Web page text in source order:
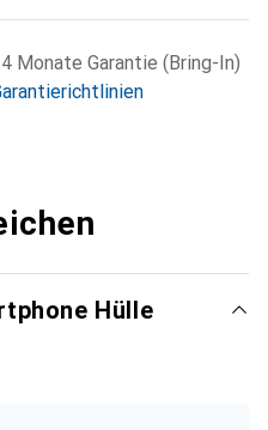
Monate Garantie (Bring-In)
Hülle